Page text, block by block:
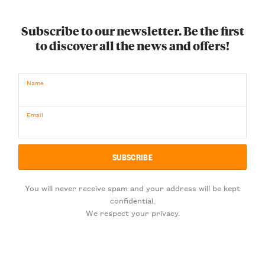
Subscribe to our newsletter. Be the first
to discover all the news and offers!
Name
Email
You will never receive spam and your address will be kept
confidential.
We respect your privacy.